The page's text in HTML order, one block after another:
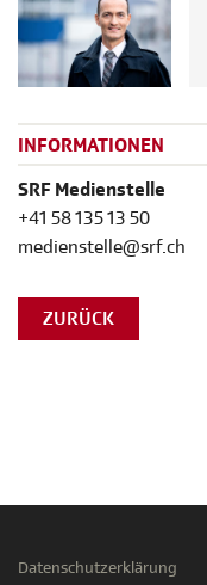
INFORMATIONEN
SRF Medienstelle
+41 58 135 13 50
medienstelle@srf.ch
ZURÜCK
Datenschutzerklärung